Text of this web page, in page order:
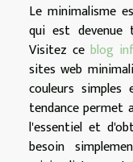
Le minimalisme
qui est devenue
Visitez ce blog
sites web
couleurs
tendance permet
l'essentiel et
besoin